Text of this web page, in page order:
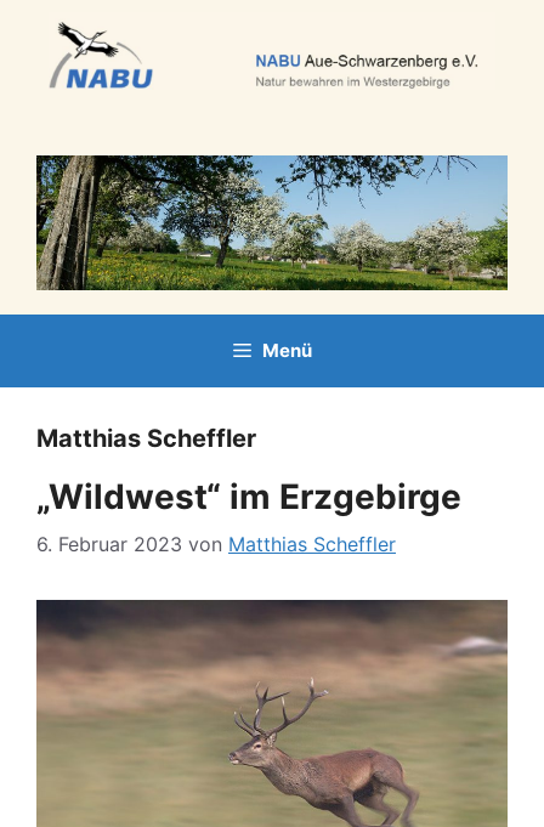
springen
Menü
Matthias Scheffler
„Wildwest“ im Erzgebirge
6. Februar 2023 von Matthias Scheffler